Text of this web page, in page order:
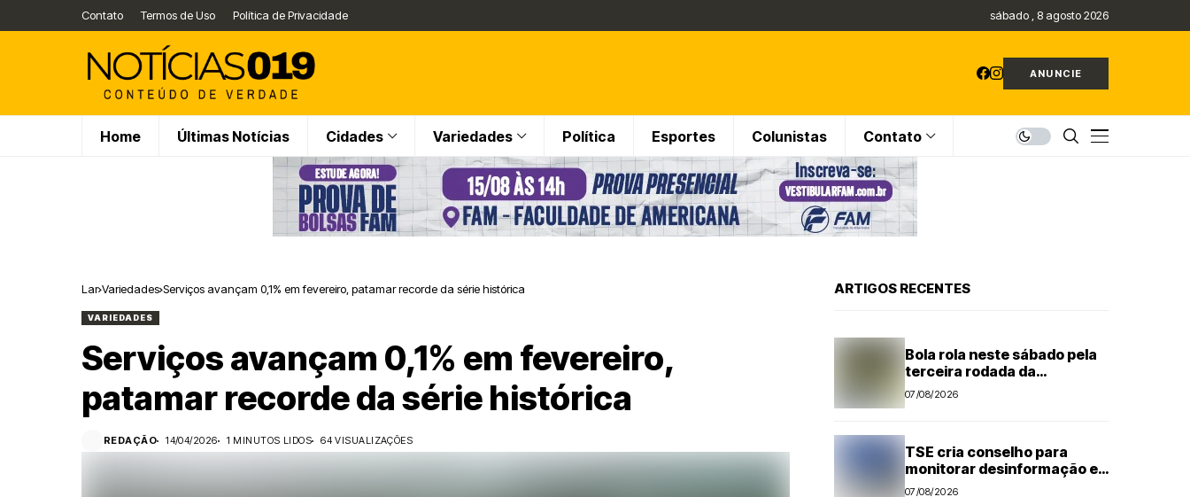
Contato Termos de Uso Política de Privacidade sábado , 8 agosto 2026
ANUNCIE
Home Últimas Notícias Cidades Variedades Política Esportes Colunistas Contato
Lar Variedades Serviços avançam 0,1% em fevereiro, patamar recorde da série histórica
VARIEDADES
Serviços avançam 0,1% em fevereiro,
patamar recorde da série histórica
REDAÇÃO 14/04/2026 1 MINUTOS LIDOS 64 VISUALIZAÇÕES
ARTIGOS RECENTES
Bola rola neste sábado pela
terceira rodada da
Segundona do Campeonato
Amador de Futebol
07/08/2026
TSE cria conselho para
monitorar desinformação e
IA nas eleições
07/08/2026